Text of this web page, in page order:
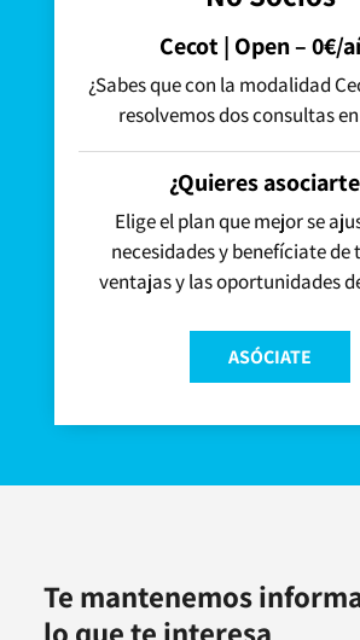
Cecot | Open – 0€/
¿Sabes que con la modalidad
resolvemos dos consultas
¿Quieres
Elige el plan que mejor se
necesidades y benefíciate de
ventajas y las oportunidades
ASÓCIATE
Te mantenemos
lo que te interesa